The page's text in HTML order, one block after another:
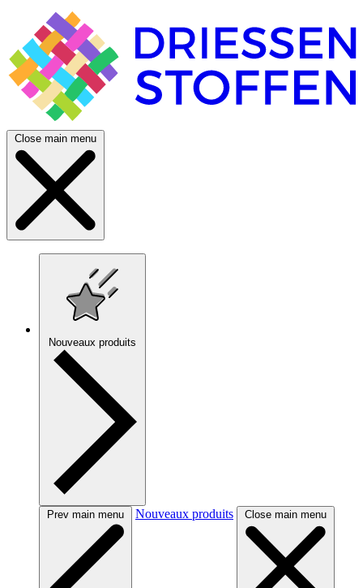
Close main menu
Nouveaux produits
Prev main menu Nouveaux produits Close main menu